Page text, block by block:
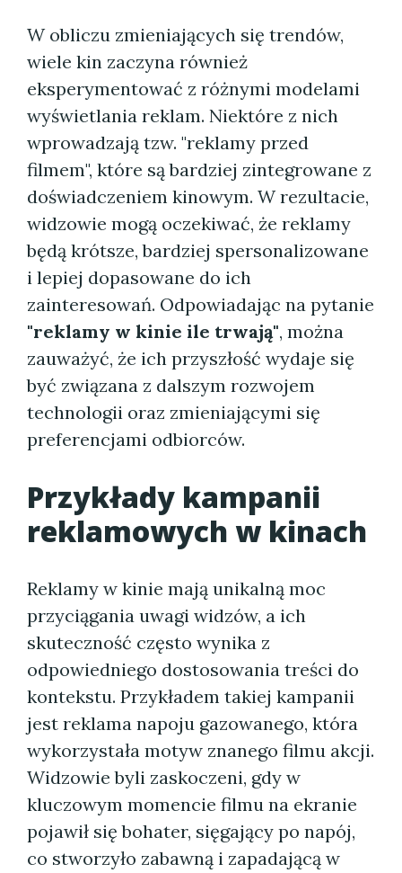
W obliczu zmieniających się trendów,
wiele kin zaczyna również
eksperymentować z różnymi modelami
wyświetlania reklam. Niektóre z nich
wprowadzają tzw. "reklamy przed
filmem", które są bardziej zintegrowane z
doświadczeniem kinowym. W rezultacie,
widzowie mogą oczekiwać, że reklamy
będą krótsze, bardziej spersonalizowane
i lepiej dopasowane do ich
zainteresowań. Odpowiadając na pytanie
"reklamy w kinie ile trwają", można
zauważyć, że ich przyszłość wydaje się
być związana z dalszym rozwojem
technologii oraz zmieniającymi się
preferencjami odbiorców.
Przykłady kampanii
reklamowych w kinach
Reklamy w kinie mają unikalną moc
przyciągania uwagi widzów, a ich
skuteczność często wynika z
odpowiedniego dostosowania treści do
kontekstu. Przykładem takiej kampanii
jest reklama napoju gazowanego, która
wykorzystała motyw znanego filmu akcji.
Widzowie byli zaskoczeni, gdy w
kluczowym momencie filmu na ekranie
pojawił się bohater, sięgający po napój,
co stworzyło zabawną i zapadającą w